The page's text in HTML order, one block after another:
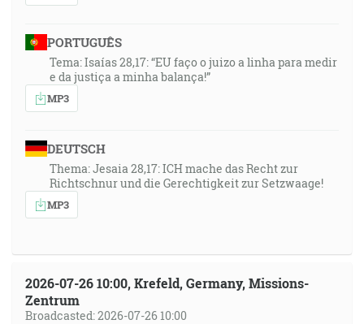
PORTUGUÊS
Tema: Isaías 28,17: “EU faço o juizo a linha para medir
e da justiça a minha balança!”
MP3
DEUTSCH
Thema: Jesaia 28,17: ICH mache das Recht zur
Richtschnur und die Gerechtigkeit zur Setzwaage!
MP3
2026-07-26 10:00, Krefeld, Germany, Missions-
Zentrum
Broadcasted: 2026-07-26 10:00